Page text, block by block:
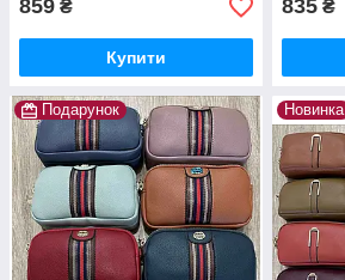
859 ₴
Купити
835 ₴
Подарунок Новинка